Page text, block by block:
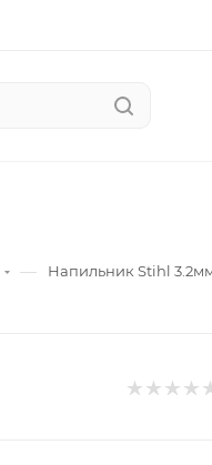
— Напильник Stihl